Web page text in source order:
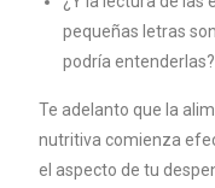
pequeñas letras
podría
Te adelanto que la
nutritiva comienza
el aspecto de tu